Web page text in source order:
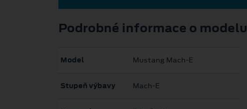
Podrobné informace o modelu
Model Mustang Mach‑E
Stupeň výbavy Mach-E